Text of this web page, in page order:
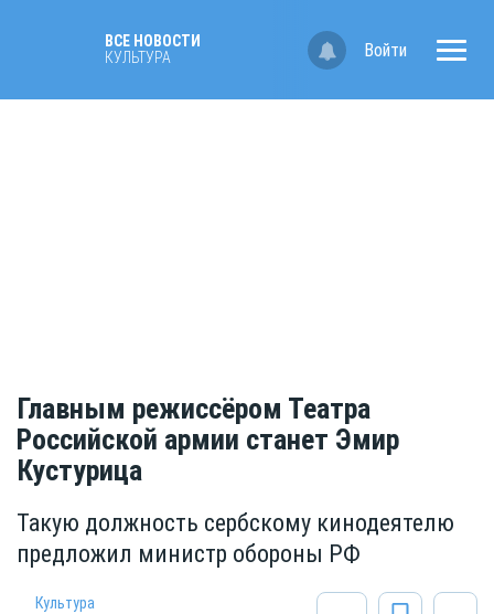
ВСЕ НОВОСТИ
КУЛЬТУРА
Войти
Главным режиссёром Театра
Российской армии станет Эмир
Кустурица
Такую должность сербскому кинодеятелю
предложил министр обороны РФ
Культура